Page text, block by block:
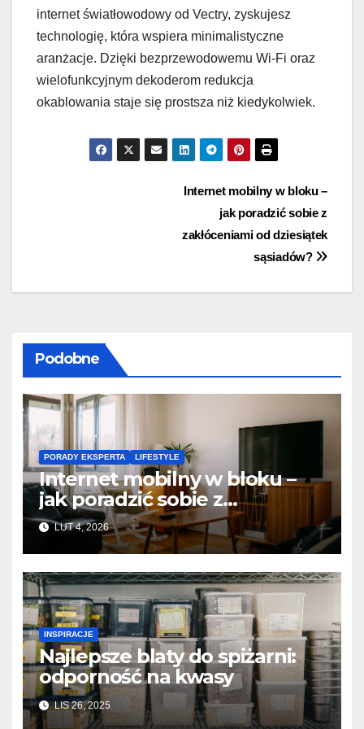
internet światłowodowy od Vectry, zyskujesz
technologię, która wspiera minimalistyczne
aranżacje. Dzięki bezprzewodowemu Wi-Fi oraz
wielofunkcyjnym dekoderom redukcja
okablowania staje się prostsza niż kiedykolwiek.
Internet mobilny w bloku –
jak poradzić sobie z
zakłóceniami od dziesiątek
sąsiadów?
Podobne
PORADY EKSPERTA LIFESTYLE
Internet mobilny w bloku –
jak poradzić sobie z
zakłóceniami od dziesiątek
sąsiadów?
LUT 4, 2026
INSPIRACJE
Najlepsze blaty do spiżarni:
odporność na kwasy
LIS 26, 2025